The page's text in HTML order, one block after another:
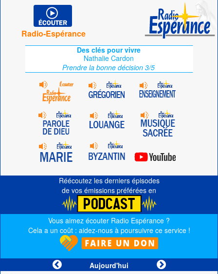
Radio-Espérance
Des clés pour vivre
Nathalie Cardon
Prendre la bonne décision 3/5
Réécoutez les derniers épisodes
de vos émissions préférées en
Vous aimez écouter Radio Espérance ?
Cela a un coût : aidez-nous à poursuivre ce service !
Aujourd'hui